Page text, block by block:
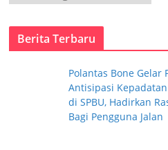
a
t
Berita Terbaru
Polantas Bone Gelar
Antisipasi
di SPBU, Hadirkan
Bagi Pengguna Jalan